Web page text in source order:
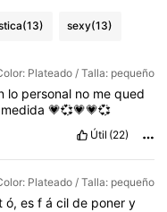
(13) sexy(13)
Plateado / Talla: pequeño
lo personal no me qued
medida💗💞💗💗💞
Útil (22)
Plateado / Talla: pequeño
ó, es f á cil de poner y